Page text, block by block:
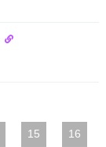
15
16